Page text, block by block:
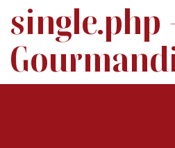
single.php